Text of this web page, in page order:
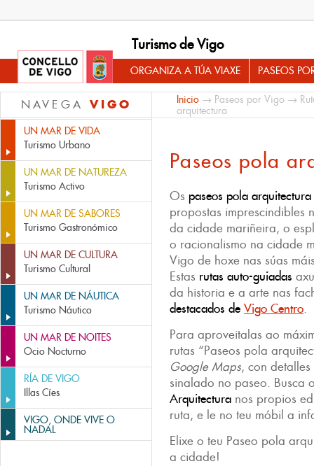
Turismo de Vigo
ORGANIZA A TÚA VIAXE PASEOS
NAVEGA VIGO
UN MAR DE VIDA
Turismo Urbano
UN MAR DE NATUREZA
Turismo Activo
UN MAR DE SABORES
Turismo Gastronómico
UN MAR DE CULTURA
Turismo Cultural
UN MAR DE NÁUTICA
Turismo Náutico
UN MAR DE NOITES
Ocio Nocturno
RÍA DE VIGO
Illas Cíes
VIGO, ONDE VIVE O
NADAL
Inicio → Paseos por Vigo →
arquitectura
Paseos pola
Os paseos pola
propostas imprescindibles
da cidade mariñeira, o
o racionalismo na cidade
Vigo de hoxe nas súas
Estas rutas auto-guiadas
da historia e a arte nas
destacados de Vigo Centro.
Para aproveitalas ao
rutas “Paseos pola
Google Maps, con
sinalado no paseo. Busca
Arquitectura nos propios
ruta, e le no teu móbil a
Elixe o teu Paseo pola
a cidade!